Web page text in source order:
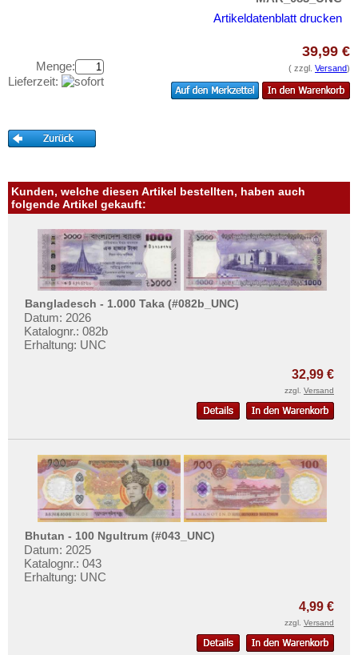
Ruanda
Sao Tome & Principe
Seychellen
Sierra Leone
Somalia
Somaliland
St. Helena
Süd Sudan
Südafrika
Tschad
Tunesien
Uganda
Westafrikanische Staaten
Zaire
Zentralafrikanische Republik
Kataloge
Aufbewahrung
Ihre Bewertungen
Informationen
Preislisten
Ankauf
Erhaltungsgrade
Gratisbanknoten
FAQ
Privatsphäre und Datenschutz
Widerrufsbelehrung
Liefer- und Versandkosten
AGB
Impressum
Artikeldatenblatt drucken
Menge:
Lieferzeit:
39,99 €
( zzgl. Versand)
Kunden, welche diesen Artikel bestellten, haben auch
folgende Artikel gekauft:
Bangladesch - 1.000 Taka (#082b_UNC)
Datum: 2026
Katalognr.: 082b
Erhaltung: UNC
32,99 €
zzgl. Versand
Bhutan - 100 Ngultrum (#043_UNC)
Datum: 2025
Katalognr.: 043
Erhaltung: UNC
4,99 €
zzgl. Versand